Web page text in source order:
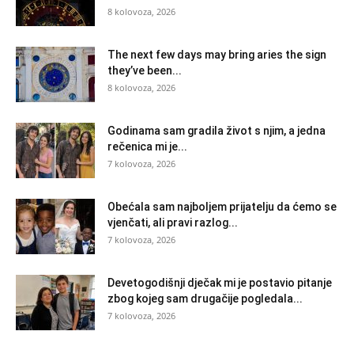
8 kolovoza, 2026
The next few days may bring aries the sign
they’ve been...
8 kolovoza, 2026
Godinama sam gradila život s njim, a jedna
rečenica mi je...
7 kolovoza, 2026
Obećala sam najboljem prijatelju da ćemo se
vjenčati, ali pravi razlog...
7 kolovoza, 2026
Devetogodišnji dječak mi je postavio pitanje
zbog kojeg sam drugačije pogledala...
7 kolovoza, 2026